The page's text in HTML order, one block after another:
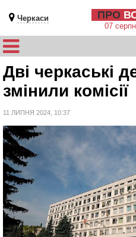
Черкаси ПРО
07
Дві черкаські
змінили комісії
11 ЛИПНЯ 2024, 10:37